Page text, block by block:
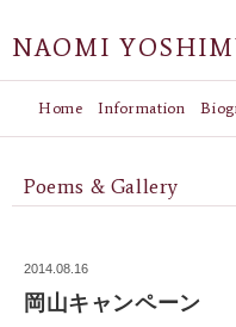
NAOMI
Home Information
Poems & Gallery
2014.08.16
岡山キャンペーン